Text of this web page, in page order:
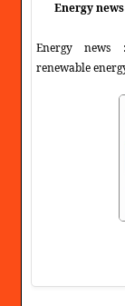
Energy news
Energy news
renewable